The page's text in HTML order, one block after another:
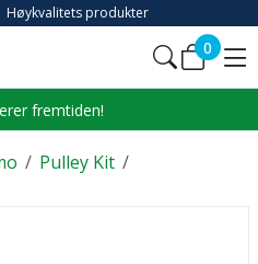
Høykvalitets produkter
0
fremtiden!
/ /
Pulley Kit